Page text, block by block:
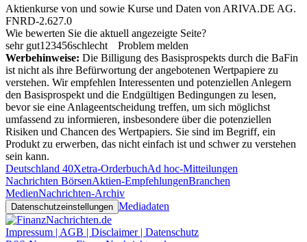
Aktienkurse von und sowie Kurse und Daten von ARIVA.DE AG.
FNRD-2.627.0
Wie bewerten Sie die aktuell angezeigte Seite?
sehr gut1 23456schlecht
Problem melden
Werbehinweise: Die Billigung des Basisprospekts durch die BaFin
ist nicht als ihre Befürwortung der angebotenen Wertpapiere zu
verstehen. Wir empfehlen Interessenten und potenziellen Anlegern
den Basisprospekt und die Endgültigen Bedingungen zu lesen,
bevor sie eine Anlageentscheidung treffen, um sich möglichst
umfassend zu informieren, insbesondere über die potenziellen
Risiken und Chancen des Wertpapiers. Sie sind im Begriff, ein
Produkt zu erwerben, das nicht einfach ist und schwer zu verstehen
sein kann.
Deutschland 40Xetra-OrderbuchAd hoc-Mitteilungen
Nachrichten BörsenAktien-EmpfehlungenBranchen
MedienNachrichten-Archiv
Datenschutzeinstellungen Mediadaten
Impressum | AGB | Disclaimer | Datenschutz